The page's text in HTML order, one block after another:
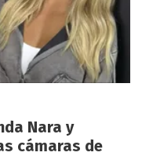
Nara y
cámaras de